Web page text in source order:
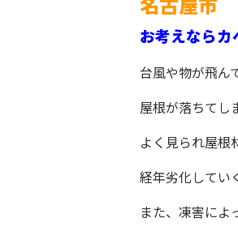
お考えならカ
台風や物が飛ん
屋根が落ちてし
よく見られ屋根
経年劣化してい
また、凍害によ